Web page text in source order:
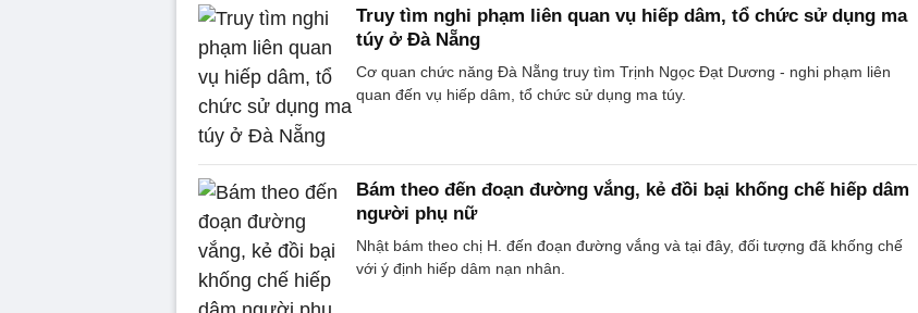
Truy tìm nghi phạm liên quan vụ hiếp dâm, tổ chức sử dụng ma
túy ở Đà Nẵng
Cơ quan chức năng Đà Nẵng truy tìm Trịnh Ngọc Đạt Dương - nghi phạm liên
quan đến vụ hiếp dâm, tổ chức sử dụng ma túy.
Bám theo đến đoạn đường vắng, kẻ đồi bại khống chế hiếp dâm
người phụ nữ
Nhật bám theo chị H. đến đoạn đường vắng và tại đây, đối tượng đã khống chế
với ý định hiếp dâm nạn nhân.